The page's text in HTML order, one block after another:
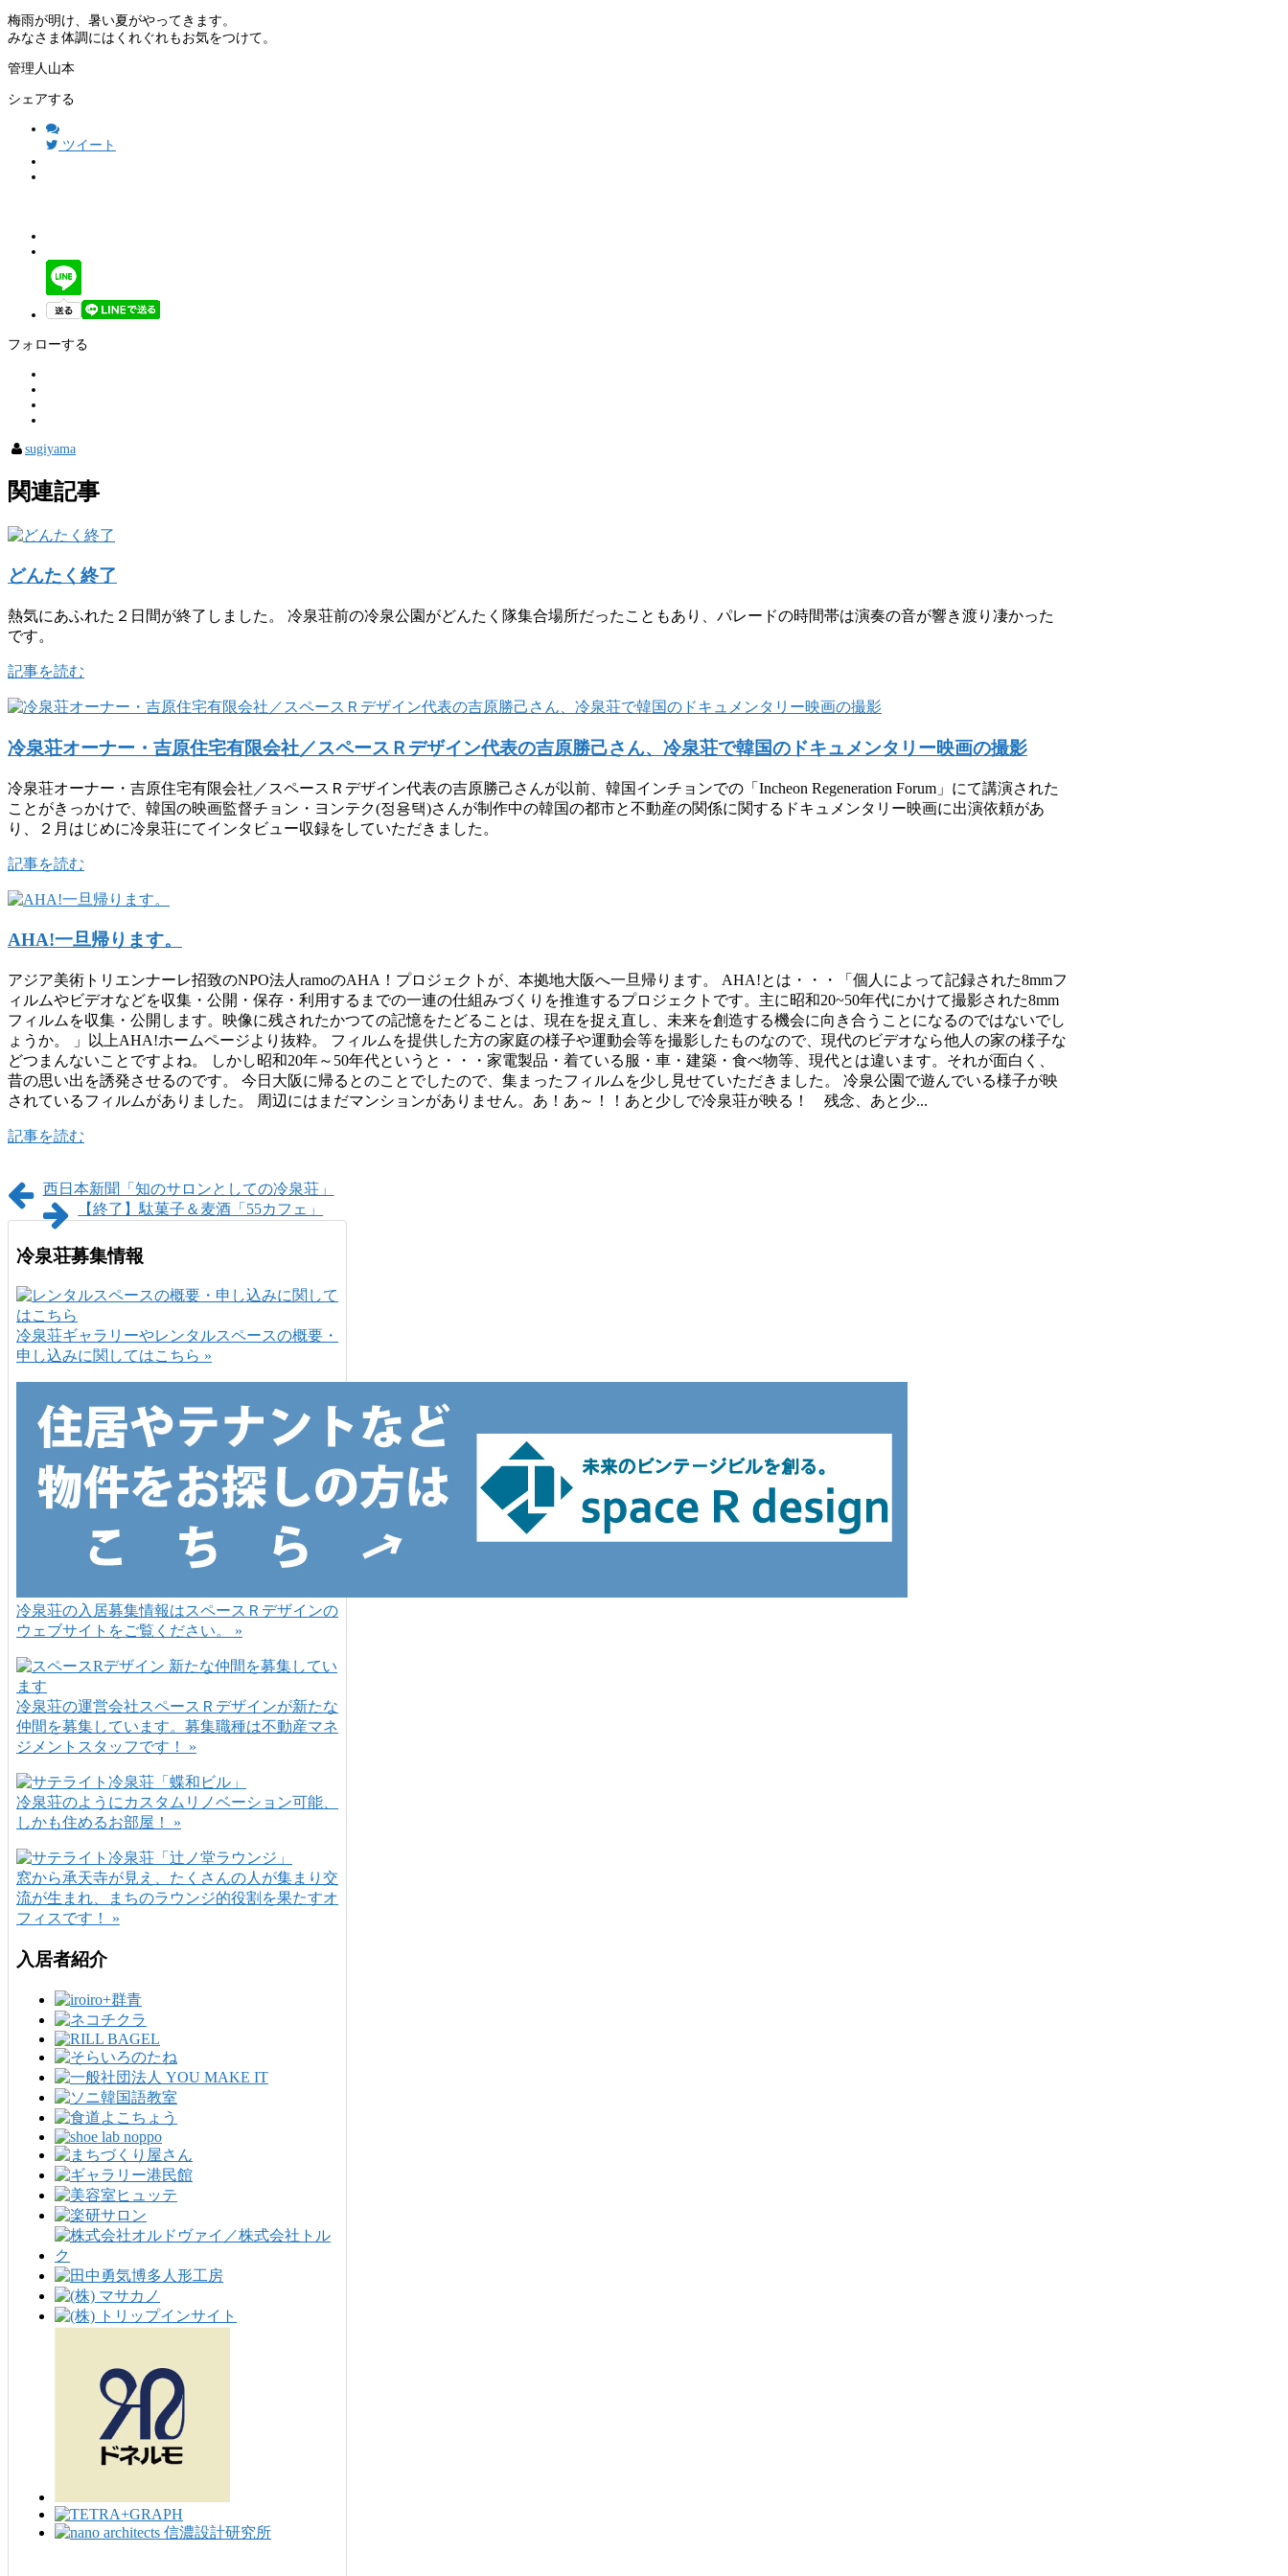
梅雨が明け、暑い夏がやってきます。
みなさま体調にはくれぐれもお気をつけて。
管理人山本
シェアする
ツイート
フォローする
sugiyama
関連記事
どんたく終了
熱気にあふれた２日間が終了しました。 冷泉荘前の冷泉公園がどんたく隊集合場所だったこともあり、パレードの時間帯は演奏の音が響き渡り凄かった
です。
記事を読む
冷泉荘オーナー・吉原住宅有限会社／スペースＲデザイン代表の吉原勝己さん、冷泉荘で韓国のドキュメンタリー映画の撮影
冷泉荘オーナー・吉原住宅有限会社／スペースＲデザイン代表の吉原勝己さんが以前、韓国インチョンでの「Incheon Regeneration Forum」にて講演された
ことがきっかけで、韓国の映画監督チョン・ヨンテク(정용택)さんが制作中の韓国の都市と不動産の関係に関するドキュメンタリー映画に出演依頼があ
り、２月はじめに冷泉荘にてインタビュー収録をしていただきました。
記事を読む
AHA!一旦帰ります。
アジア美術トリエンナーレ招致のNPO法人ramoのAHA！プロジェクトが、本拠地大阪へ一旦帰ります。 AHA!とは・・・「個人によって記録された8mmフ
ィルムやビデオなどを収集・公開・保存・利用するまでの一連の仕組みづくりを推進するプロジェクトです。主に昭和20~50年代にかけて撮影された8mm
フィルムを収集・公開します。映像に残されたかつての記憶をたどることは、現在を捉え直し、未来を創造する機会に向き合うことになるのではないでし
ょうか。 」以上AHA!ホームページより抜粋。 フィルムを提供した方の家庭の様子や運動会等を撮影したものなので、現代のビデオなら他人の家の様子な
どつまんないことですよね。 しかし昭和20年～50年代というと・・・家電製品・着ている服・車・建築・食べ物等、現代とは違います。それが面白く、
昔の思い出を誘発させるのです。 今日大阪に帰るとのことでしたので、集まったフィルムを少し見せていただきました。 冷泉公園で遊んでいる様子が映
されているフィルムがありました。 周辺にはまだマンションがありません。あ！あ～！！あと少しで冷泉荘が映る！ 残念、あと少...
記事を読む
西日本新聞「知のサロンとしての冷泉荘」
【終了】駄菓子＆麦酒「55カフェ」
冷泉荘募集情報
冷泉荘ギャラリーやレンタルスペースの概要・
申し込みに関してはこちら »
冷泉荘の入居募集情報はスペースＲデザインの
ウェブサイトをご覧ください。 »
冷泉荘の運営会社スペースＲデザインが新たな
仲間を募集しています。募集職種は不動産マネ
ジメントスタッフです！ »
冷泉荘のようにカスタムリノベーション可能、
しかも住めるお部屋！ »
窓から承天寺が見え、たくさんの人が集まり交
流が生まれ、まちのラウンジ的役割を果たすオ
フィスです！ »
入居者紹介